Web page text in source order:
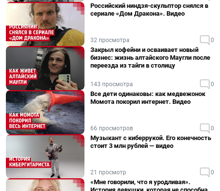
Российский ниндзя-скульптор снялся в
сериале «Дом Дракона». Видео
32 просмотра 0
Закрыл кофейни и осваивает новый
бизнес: жизнь алтайского Маугли после
переезда из тайги в столицу
143 просмотра 0
Все дети одинаковы: как медвежонок
Момота покорил интернет. Видео
66 просмотров 0
Музыкант с киберрукой. Его конечность
стоит 3 млн рублей — видео
21 просмотр 0
«Мне говорили, что я уродливая».